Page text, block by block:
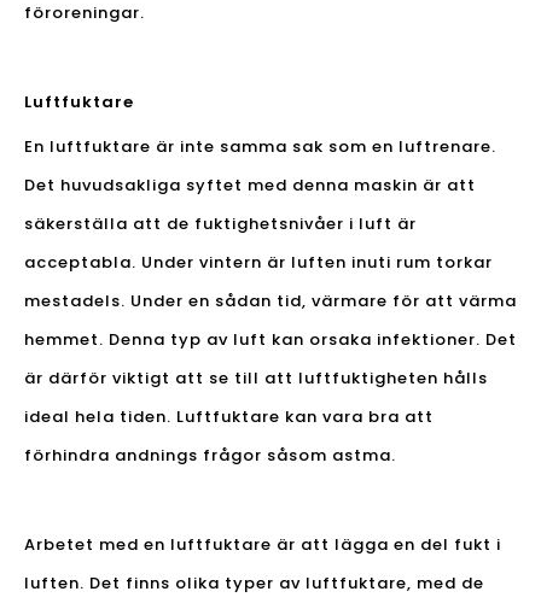
föroreningar.
Luftfuktare
En luftfuktare är inte samma sak som en luftrenare.
Det huvudsakliga syftet med denna maskin är att
säkerställa att de fuktighetsnivåer i luft är
acceptabla. Under vintern är luften inuti rum torkar
mestadels. Under en sådan tid, värmare för att värma
hemmet. Denna typ av luft kan orsaka infektioner. Det
är därför viktigt att se till att luftfuktigheten hålls
ideal hela tiden. Luftfuktare kan vara bra att
förhindra andnings frågor såsom astma.
Arbetet med en luftfuktare är att lägga en del fukt i
luften. Det finns olika typer av luftfuktare, med de